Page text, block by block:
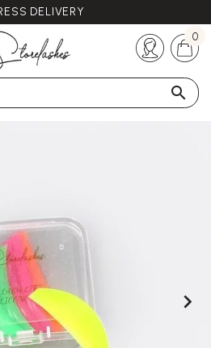
DELIVERY
?
+33 (0)5 57 21 62 94

0
